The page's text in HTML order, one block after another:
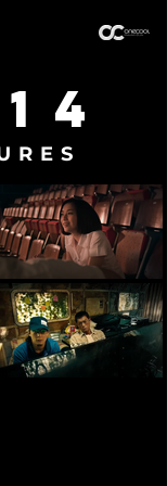
4
R E S